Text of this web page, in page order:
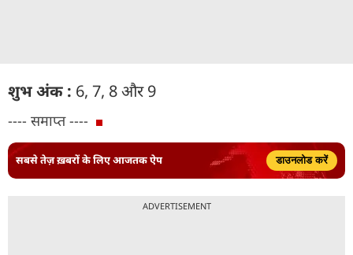
शुभ अंक : 6, 7, 8 और 9
---- समाप्त ----
सबसे तेज़ ख़बरों के लिए आजतक ऐप डाउनलोड करें
ADVERTISEMENT